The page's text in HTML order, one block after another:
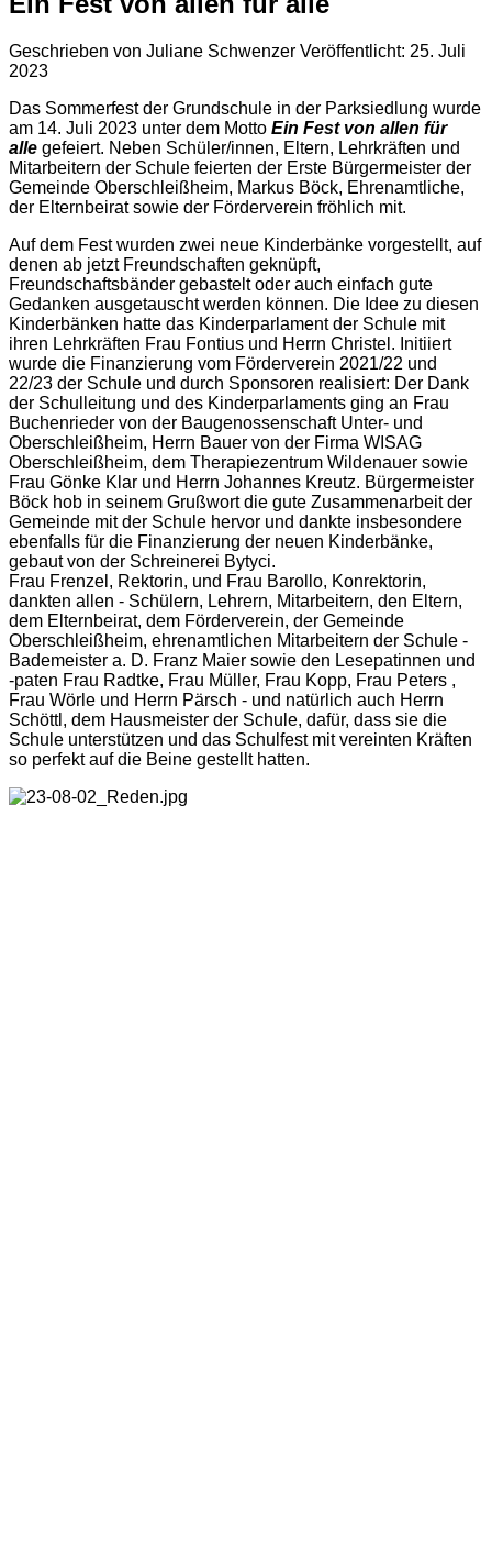
Geschrieben von Juliane Schwenzer Veröffentlicht: 25. Juli
2023
Das Sommerfest der Grundschule in der Parksiedlung wurde
am 14. Juli 2023 unter dem Motto Ein Fest von allen für
alle gefeiert. Neben Schüler/innen, Eltern, Lehrkräften und
Mitarbeitern der Schule feierten der Erste Bürgermeister der
Gemeinde Oberschleißheim, Markus Böck, Ehrenamtliche,
der Elternbeirat sowie der Förderverein fröhlich mit.
Auf dem Fest wurden zwei neue Kinderbänke vorgestellt, auf
denen ab jetzt Freundschaften geknüpft,
Freundschaftsbänder gebastelt oder auch einfach gute
Gedanken ausgetauscht werden können. Die Idee zu diesen
Kinderbänken hatte das Kinderparlament der Schule mit
ihren Lehrkräften Frau Fontius und Herrn Christel. Initiiert
wurde die Finanzierung vom Förderverein 2021/22 und
22/23 der Schule und durch Sponsoren realisiert: Der Dank
der Schulleitung und des Kinderparlaments ging an Frau
Buchenrieder von der Baugenossenschaft Unter- und
Oberschleißheim, Herrn Bauer von der Firma WISAG
Oberschleißheim, dem Therapiezentrum Wildenauer sowie
Frau Gönke Klar und Herrn Johannes Kreutz. Bürgermeister
Böck hob in seinem Grußwort die gute Zusammenarbeit der
Gemeinde mit der Schule hervor und dankte insbesondere
ebenfalls für die Finanzierung der neuen Kinderbänke,
gebaut von der Schreinerei Bytyci.
Frau Frenzel, Rektorin, und Frau Barollo, Konrektorin,
dankten allen - Schülern, Lehrern, Mitarbeitern, den Eltern,
dem Elternbeirat, dem Förderverein, der Gemeinde
Oberschleißheim, ehrenamtlichen Mitarbeitern der Schule -
Bademeister a. D. Franz Maier sowie den Lesepatinnen und
-paten Frau Radtke, Frau Müller, Frau Kopp, Frau Peters ,
Frau Wörle und Herrn Pärsch - und natürlich auch Herrn
Schöttl, dem Hausmeister der Schule, dafür, dass sie die
Schule unterstützen und das Schulfest mit vereinten Kräften
so perfekt auf die Beine gestellt hatten.